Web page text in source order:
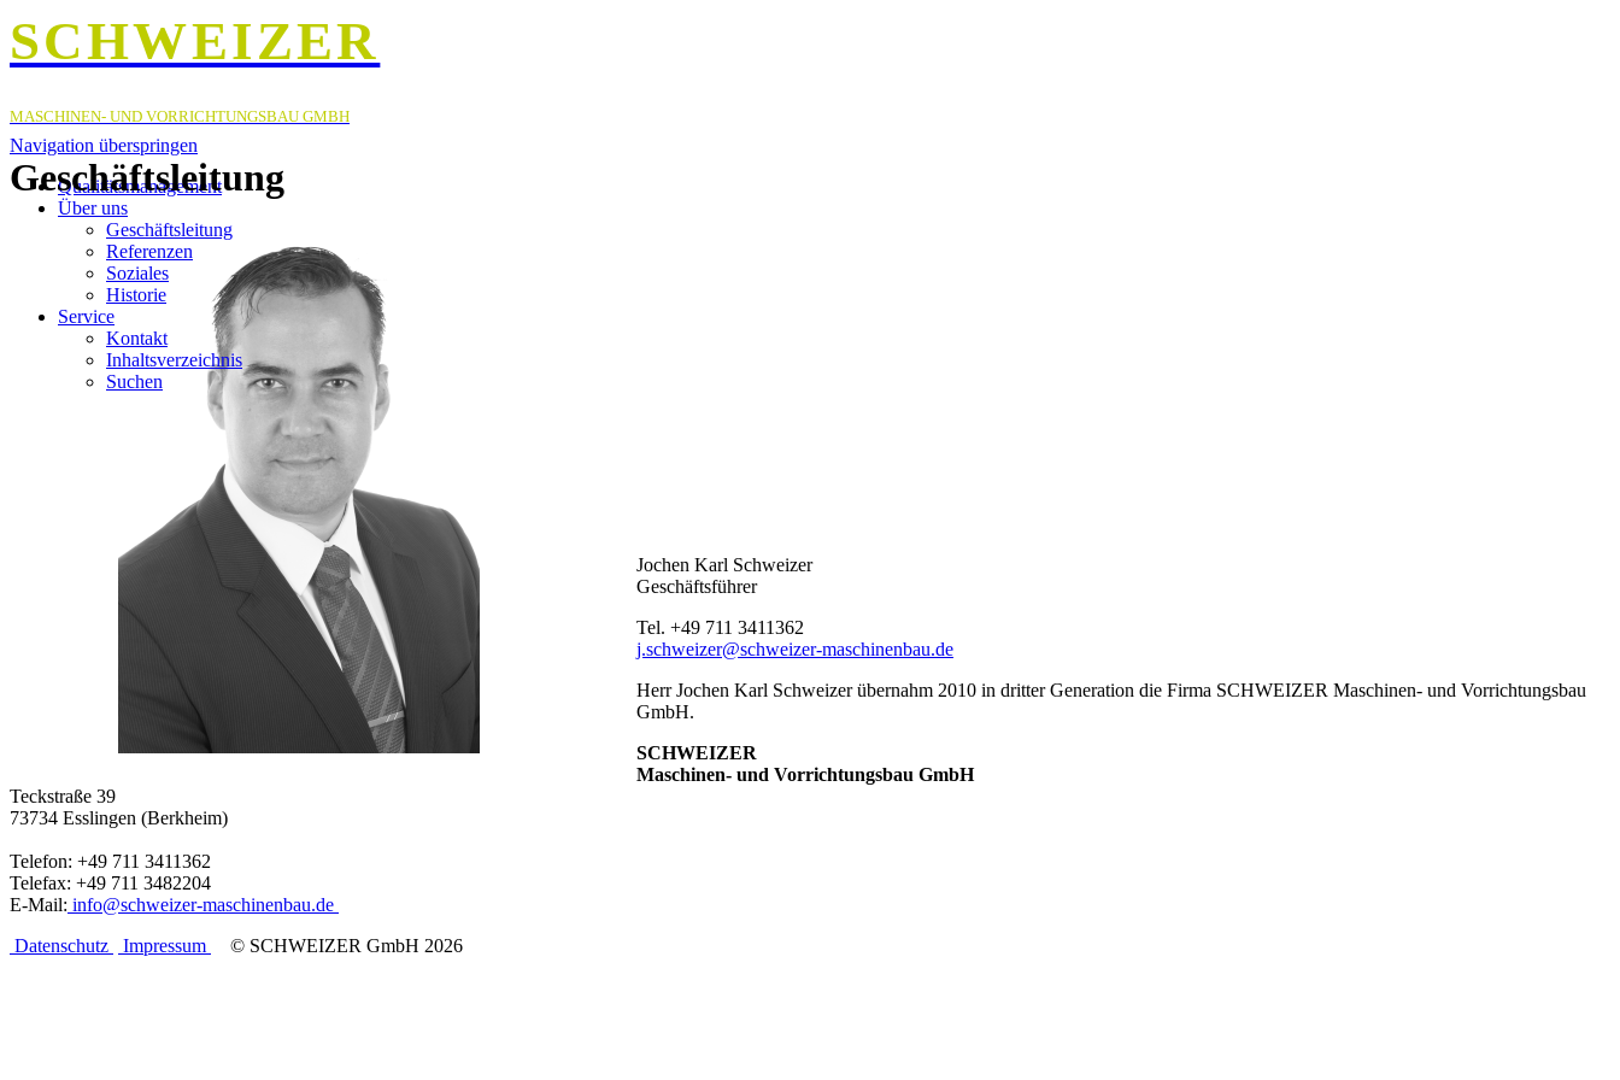
SCHWEIZER
MASCHINEN- UND VORRICHTUNGSBAU GMBH
Navigation überspringen
Qualitätsmanagement
Über uns
Geschäftsleitung
Referenzen
Soziales
Historie
Service
Kontakt
Inhaltsverzeichnis
Suchen
Geschäftsleitung
Jochen Karl Schweizer
Geschäftsführer
Tel. +49 711 3411362
j.schweizer@schweizer-maschinenbau.de
Herr Jochen Karl Schweizer übernahm 2010 in dritter Generation die Firma SCHWEIZER Maschinen- und Vorrichtungsbau
GmbH.
SCHWEIZER
Maschinen- und Vorrichtungsbau GmbH
Teckstraße 39
73734 Esslingen (Berkheim)
Telefon: +49 711 3411362
Telefax: +49 711 3482204
E-Mail: info@schweizer-maschinenbau.de
Datenschutz
Impressum © SCHWEIZER GmbH 2026